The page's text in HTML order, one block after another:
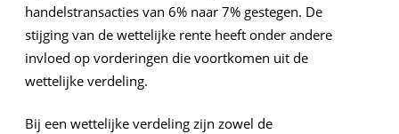
handelstransacties van 6% naar 7% gestegen. De
stijging van de wettelijke rente heeft onder andere
invloed op vorderingen die voortkomen uit de
wettelijke verdeling.
Bij een wettelijke verdeling zijn zowel de